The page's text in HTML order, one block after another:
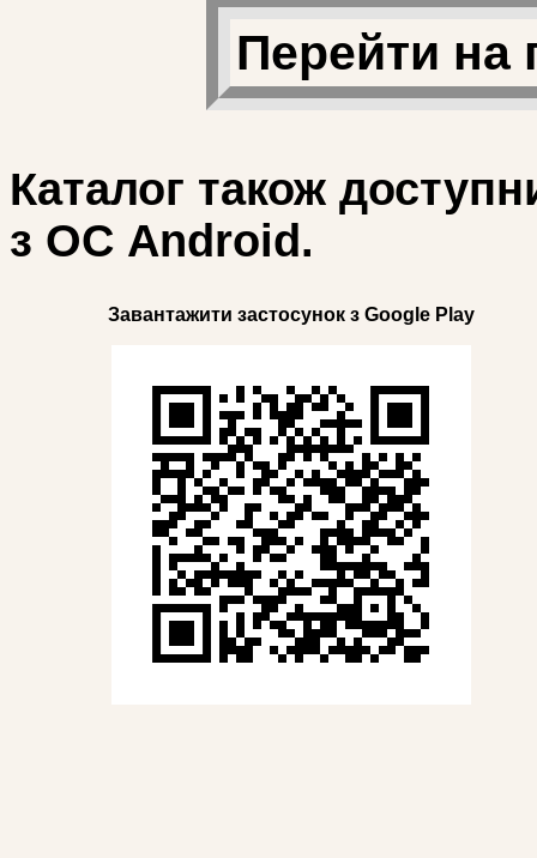
Перейти на
Каталог також
з ОС Android.
Завантажити застосунок з Google Play